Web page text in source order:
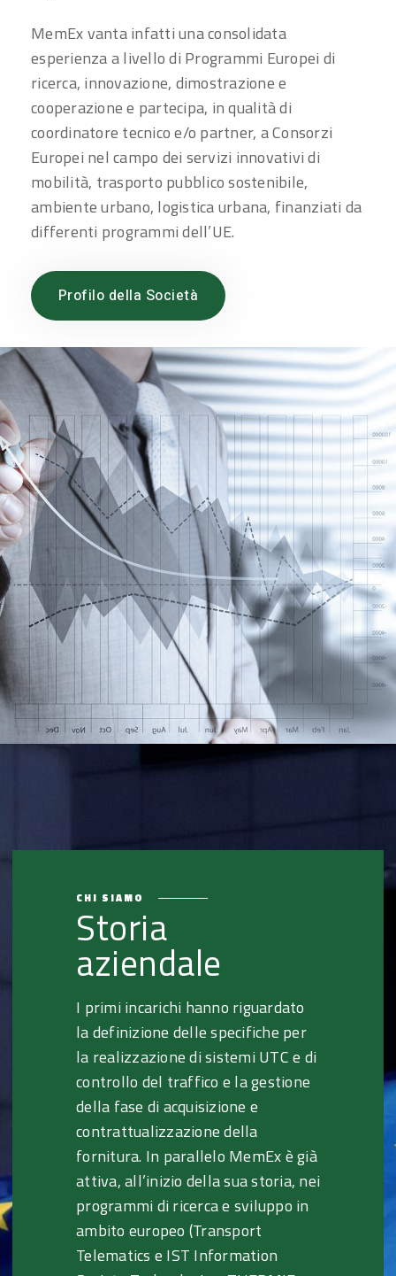
MemEx vanta infatti una consolidata
esperienza a livello di Programmi Europei di
ricerca, innovazione, dimostrazione e
cooperazione e partecipa, in qualità di
coordinatore tecnico e/o partner, a Consorzi
Europei nel campo dei servizi innovativi di
mobilità, trasporto pubblico sostenibile,
ambiente urbano, logistica urbana, finanziati da
differenti programmi dell’UE.
Profilo della Società
CHI SIAMO
Storia
aziendale
I primi incarichi hanno riguardato
la definizione delle specifiche per
la realizzazione di sistemi UTC e di
controllo del traffico e la gestione
della fase di acquisizione e
contrattualizzazione della
fornitura. In parallelo MemEx è già
attiva, all’inizio della sua storia, nei
programmi di ricerca e sviluppo in
ambito europeo (Transport
Telematics e IST Information